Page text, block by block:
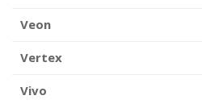
Veon
Vertex
Vivo